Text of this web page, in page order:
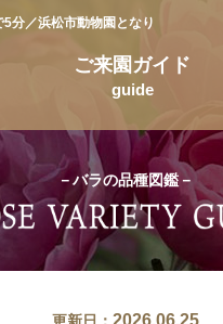
分／浜松市動物園となり
ご来園ガイド
guide
－バラの品種図鑑－
2026.06.25